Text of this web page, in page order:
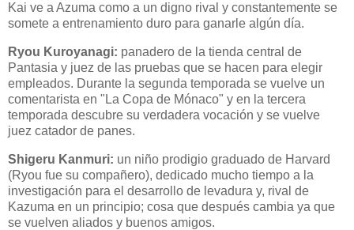
Kai ve a Azuma como a un digno rival y constantemente se
somete a entrenamiento duro para ganarle algún día.
Ryou Kuroyanagi: panadero de la tienda central de
Pantasia y juez de las pruebas que se hacen para elegir
empleados. Durante la segunda temporada se vuelve un
comentarista en "La Copa de Mónaco" y en la tercera
temporada descubre su verdadera vocación y se vuelve
juez catador de panes.
Shigeru Kanmuri: un niño prodigio graduado de Harvard
(Ryou fue su compañero), dedicado mucho tiempo a la
investigación para el desarrollo de levadura y, rival de
Kazuma en un principio; cosa que después cambia ya que
se vuelven aliados y buenos amigos.